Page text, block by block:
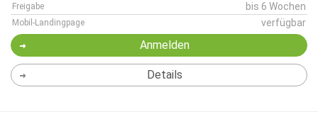
Freigabe bis 6 Wochen
Mobil-Landingpage verfügbar
Anmelden
Details